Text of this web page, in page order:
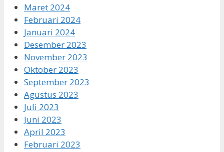
Maret 2024
Februari 2024
Januari 2024
Desember 2023
November 2023
Oktober 2023
September 2023
Agustus 2023
Juli 2023
Juni 2023
April 2023
Februari 2023